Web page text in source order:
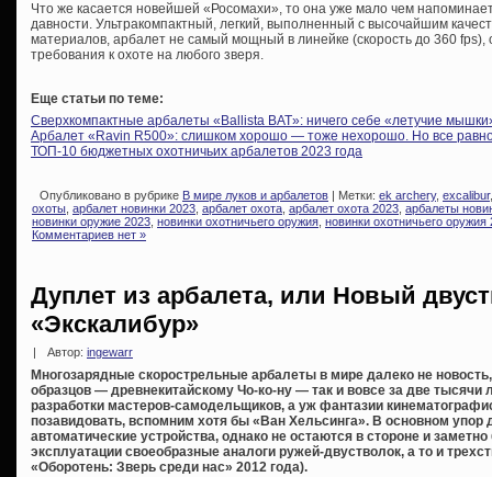
Что же касается новейшей «Росомахи», то она уже мало чем
давности. Ультракомпактный, легкий, выполненный с высочайшим
материалов, арбалет не самый мощный в линейке (скорость до 360 fps),
требования к охоте на любого зверя.
Еще статьи по теме:
Сверхкомпактные арбалеты «Ballista BAT»: ничего себе «летучие
Арбалет «Ravin R500»: слишком хорошо — тоже нехорошо. Но все
ТОП-10 бюджетных охотничьих арбалетов 2023 года
Опубликовано в рубрике В мире луков и арбалетов | Метки: ek archery, excalibur
охоты арбалет новинки 2023 арбалет охота арбалет охота 2023 арбалеты
новинки оружие 2023 новинки охотничьего оружия новинки охотничьего оружия
Комментариев нет »
Дуплет из арбалета, или Новый
«Экскалибур»
| Автор: ingewarr
Многозарядные скорострельные арбалеты в мире далеко не
образцов — древнекитайскому Чо-ко-ну — так и вовсе за две
разработки мастеров-самодельщиков, а уж фантазии
позавидовать, вспомним хотя бы «Ван Хельсинга». В основном упор
автоматические устройства, однако не остаются в стороне и
эксплуатации своеобразные аналоги ружей-двустволок, а то и
«Оборотень: Зверь среди нас» 2012 года).